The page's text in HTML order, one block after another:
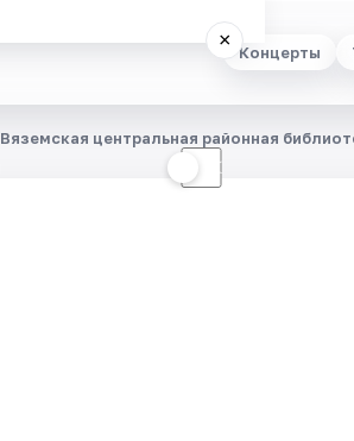
Концерты
×
☾
Вяземская центральная районная